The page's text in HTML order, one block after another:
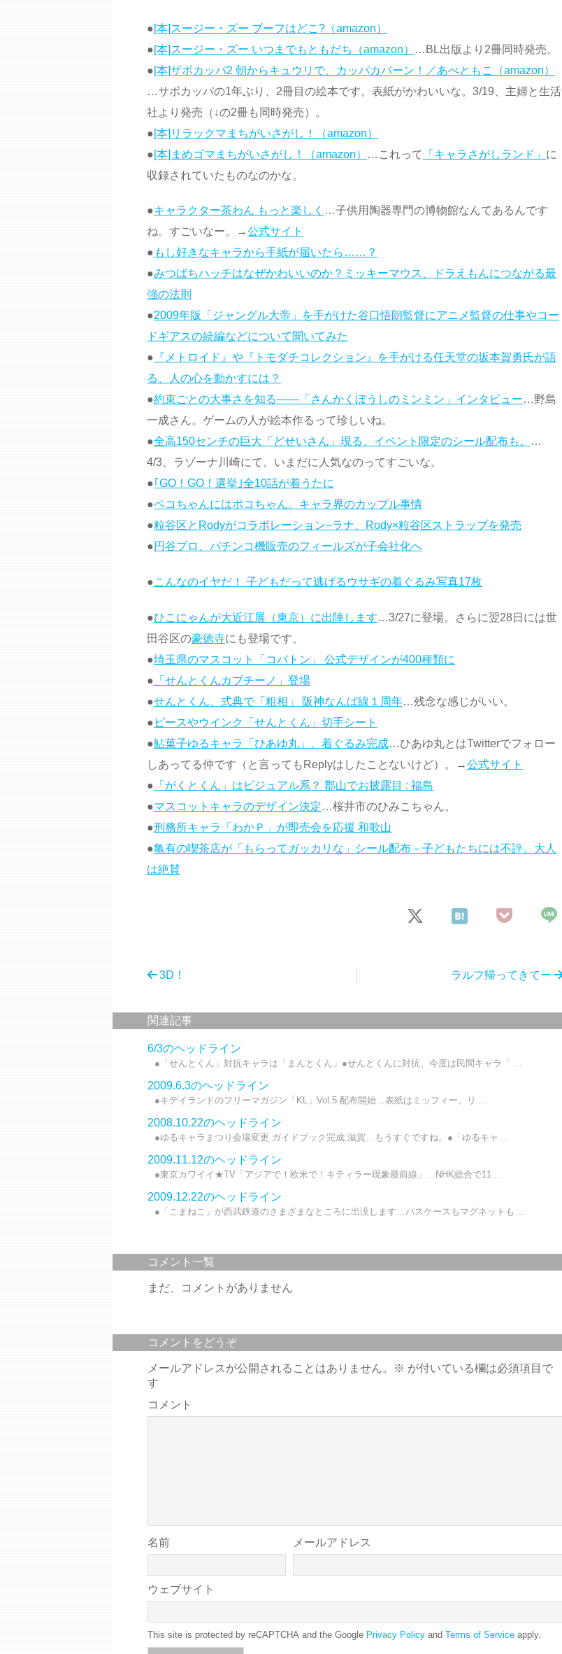
●[本]スージー・ズー ブーフはどこ?（amazon）
●[本]スージー・ズー いつまでもともだち（amazon）
…BL出版より2冊同時発売。
●[本]ザボカッパ2 朝からキュウリで、カッパカパーン！／あべともこ（amazon）
…サボカッパの1年ぶり、2冊目の絵本です。表紙がかわいいな。3/19、主婦と生活
社より発売（↓の2冊も同時発売）。
●[本]リラックマまちがいさがし！（amazon）
●[本]まめゴマまちがいさがし！（amazon） …これって 「キャラさがしランド」 に
収録されていたものなのかな。
●キャラクター茶わん もっと楽しく …子供用陶器専門の博物館なんてあるんです
ね。すごいなー。→公式サイト
● もし好きなキャラから手紙が届いたら……？
●みつばちハッチはなぜかわいいのか？ミッキーマウス、ドラえもんにつながる最
強の法則
●2009年版「ジャングル大帝」を手がけた谷口悟朗監督にアニメ監督の仕事やコー
ドギアスの続編などについて聞いてみた
● 『メトロイド』や『トモダチコレクション』を手がける任天堂の坂本賀勇氏が語
る、人の心を動かすには？
●約束ごとの大事さを知る――「さんかくぼうしのミンミン」インタビュー…野島
一成さん。ゲームの人が絵本作るって珍しいね。
●全高150センチの巨大「どせいさん」現る、イベント限定のシール配布も。
…
4/3、ラゾーナ川崎にて。いまだに人気なのってすごいな。
●｢GO！GO！選挙｣全10話が着うたに
●ペコちゃんにはポコちゃん。キャラ界のカップル事情
●粒谷区とRodyがコラボレーション–ラナ、Rody×粒谷区ストラップを発売
●円谷プロ、パチンコ機販売のフィールズが子会社化へ
●こんなのイヤだ！ 子どもだって逃げるウサギの着ぐるみ写真17枚
●ひこにゃんが大近江展（東京）に出陣します…3/27に登場。さらに翌28日には世
田谷区の豪徳寺にも登場です。
●埼玉県のマスコット「コバトン」 公式デザインが400種類に
● 「せんとくんカプチーノ」登場
●せんとくん、式典で「粗相」 阪神なんば線１周年…残念な感じがいい。
● ピースやウインク「せんとくん」切手シート
●鮎菓子ゆるキャラ「ひあゆ丸」、着ぐるみ完成…ひあゆ丸とはTwitterでフォロー
しあってる仲です（と言ってもReplyはしたことないけど）。→公式サイト
● 「がくとくん」はビジュアル系？ 郡山でお披露目 : 福島
●マスコットキャラのデザイン決定…桜井市のひみこちゃん。
●刑務所キャラ「わかＰ」が即売会を応援 和歌山
●亀有の喫茶店が「もらってガッカリな」シール配布－子どもたちには不評、大人
は絶賛
ラルフ帰ってきてー
3D！
関連記事
6/3のヘッドライン
●「せんとくん」対抗キャラは「まんとくん」●せんとくんに対抗、今度は民間キャラ「 ...
2009.6.3のヘッドライン
●キデイランドのフリーマガジン「KL」Vol.5 配布開始…表紙はミッフィー。リ ...
2008.10.22のヘッドライン
●ゆるキャラまつり会場変更 ガイドブック完成:滋賀…もうすぐですね。●「ゆるキャ ...
2009.11.12のヘッドライン
●東京カワイイ★TV「アジアで！欧米で！キティラー現象最前線」…NHK総合で11 ...
2009.12.22のヘッドライン
●「こまねこ」が西武鉄道のさまざまなところに出没します…パスケースもマグネットも ...
コメント一覧
まだ、コメントがありません
コメントをどうぞ
メールアドレスが公開されることはありません。 ※ が付いている欄は必須項目で
す
コメント
名前 メールアドレス
ウェブサイト
This site is protected by reCAPTCHA and the Google Privacy Policy and Terms of Service apply.